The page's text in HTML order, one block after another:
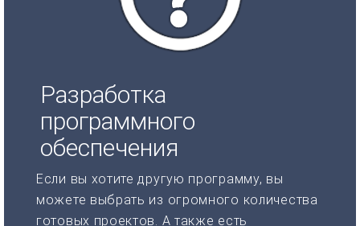
Разработка
программного
обеспечения
Если вы хотите другую программу, вы
можете выбрать из огромного количества
готовых проектов. А также есть